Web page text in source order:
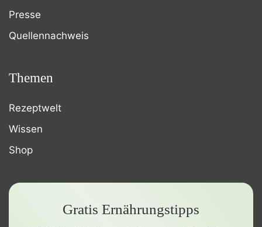
Presse
Quellennachweis
Themen
Rezeptwelt
Wissen
Shop
Gratis Ernährungstipps